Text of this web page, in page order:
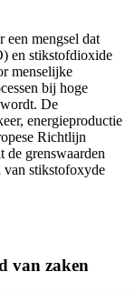
een mengsel dat
en stikstofdioxide
menselijke
bij hoge
De
energieproductie
Richtlijn
grenswaarden
van stikstofoxyde
van zaken